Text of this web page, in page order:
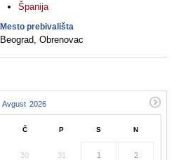
Španija
Mesto prebivališta
Beograd, Obrenovac
Č P S N
30 31 1 2